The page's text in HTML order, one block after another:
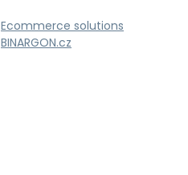
Ecommerce solutions
BINARGON.cz